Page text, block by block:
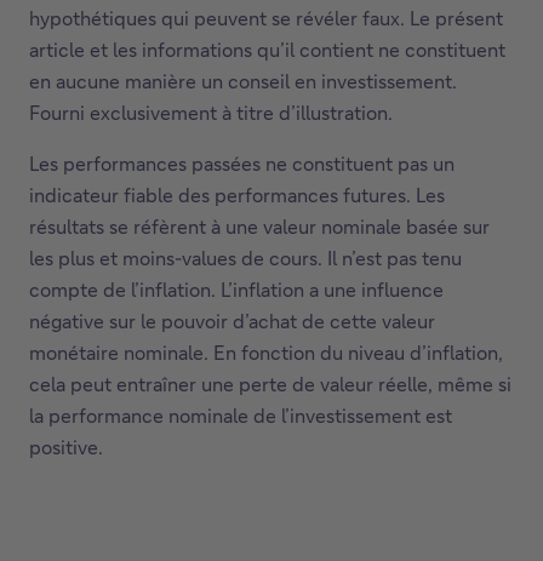
hypothétiques qui peuvent se révéler faux. Le présent
article et les informations qu’il contient ne constituent
en aucune manière un conseil en investissement.
Fourni exclusivement à titre d’illustration.
Les performances passées ne constituent pas un
indicateur fiable des performances futures. Les
résultats se réfèrent à une valeur nominale basée sur
les plus et moins-values de cours. Il n’est pas tenu
compte de l’inflation. L’inflation a une influence
négative sur le pouvoir d’achat de cette valeur
monétaire nominale. En fonction du niveau d’inflation,
cela peut entraîner une perte de valeur réelle, même si
la performance nominale de l’investissement est
positive.